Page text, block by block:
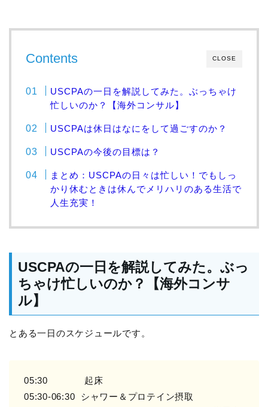
CLOSE
Contents
USCPAの一日を解説してみた。ぶっちゃけ
忙しいのか？【海外コンサル】
USCPAは休日はなにをして過ごすのか？
USCPAの今後の目標は？
まとめ：USCPAの日々は忙しい！でもしっ
かり休むときは休んでメリハリのある生活で
人生充実！
USCPAの一日を解説してみた。ぶっ
ちゃけ忙しいのか？【海外コンサ
ル】
とある一日のスケジュールです。
05:30 起床
05:30-06:30 シャワー＆プロテイン摂取